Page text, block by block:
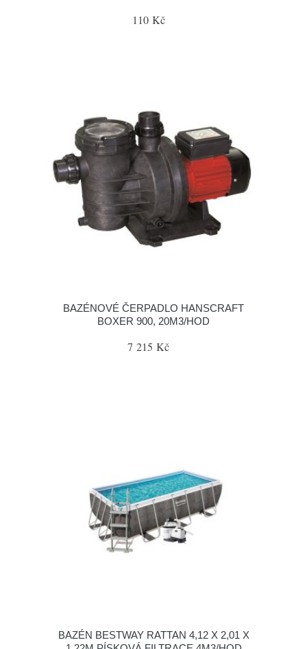
110 Kč
BAZÉNOVÉ ČERPADLO HANSCRAFT
BOXER 900, 20M3/HOD
7 215 Kč
BAZÉN BESTWAY RATTAN 4,12 X 2,01 X